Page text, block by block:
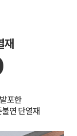
재
포한
연 단열재